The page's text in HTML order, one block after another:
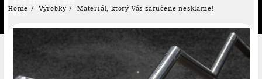
vás.
Home Výrobky Materiál, ktorý Vás zaručene nesklame!